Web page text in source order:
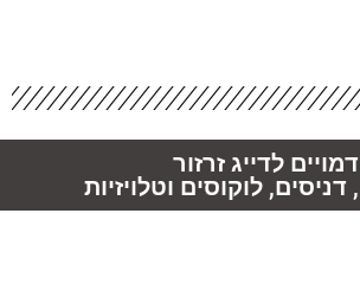
דמויים לדייג זרזור
לוקוסים וטלויזיות